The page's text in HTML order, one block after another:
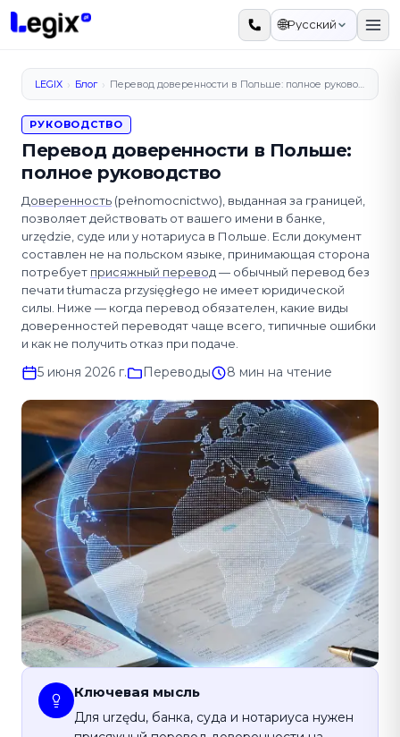
К основному содержимому
🌐Русский
LEGIX › Блог › Перевод доверенности в Польше: полное руководство
РУКОВОДСТВО
Перевод доверенности в Польше:
полное руководство
Доверенность (pełnomocnictwo), выданная за границей,
позволяет действовать от вашего имени в банке,
urzędzie, суде или у нотариуса в Польше. Если документ
составлен не на польском языке, принимающая сторона
потребует присяжный перевод — обычный перевод без
печати tłumacza przysięgłego не имеет юридической
силы. Ниже — когда перевод обязателен, какие виды
доверенностей переводят чаще всего, типичные ошибки
и как не получить отказ при подаче.
5 июня 2026 г. Переводы 8 мин на чтение
Ключевая мысль
Для urzędu, банка, суда и нотариуса нужен